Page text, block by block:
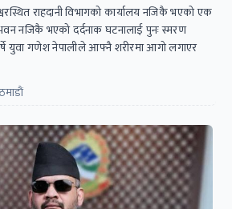
राहदानी विभागको कार्यालय नजिकै भएको एक
नजिकै भएको दर्दनाक घटनालाई पुनः स्मरण
युवा गणेश नेपालीले आफ्नै शरीरमा आगो लगाएर